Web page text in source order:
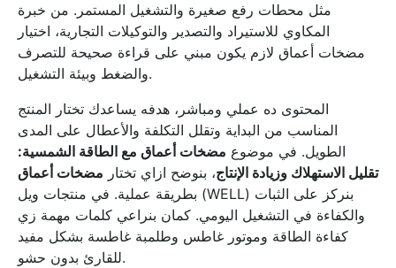
مثل محطات رفع صغيرة والتشغيل المستمر. من خبرة
المكاوي للاستيراد والتصدير والتوكيلات التجارية، اختيار
مضخات أعماق لازم يكون مبني على قراءة صحيحة للتصرف
والضغط وبيئة التشغيل.
المحتوى ده عملي ومباشر، هدفه يساعدك تختار المنتج
المناسب من البداية وتقلل التكلفة والأعطال على المدى
الطويل. في موضوع مضخات أعماق مع الطاقة الشمسية:
تقليل الاستهلاك وزيادة الإنتاج، بنوضح ازاي تختار مضخات أعماق
بطريقة عملية. في منتجات ويل (WELL) بنركز على الثبات
والكفاءة في التشغيل اليومي. كمان بنراعي كلمات مهمة زي
كفاءة الطاقة وموتور غاطس وطلمبة غاطسة بشكل مفيد
للقارئ بدون حشو.